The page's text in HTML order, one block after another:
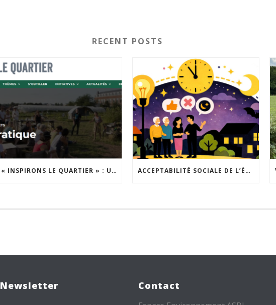
RECENT POSTS
« INSPIRONS LE QUARTIER » : UN NOUVEL APPEL À PROJETS EST LANCÉ ! ACCEPTABILITÉ SOCIALE DE L’ÉCLAIRAGE NOCTURNE : LE REPLAY EST DISPONIBLE
Newsletter Contact